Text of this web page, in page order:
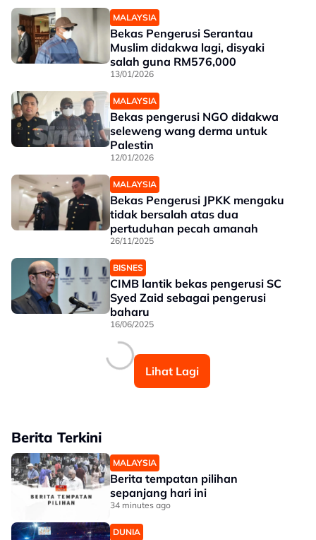
MALAYSIA
Bekas Pengerusi Serantau
Muslim didakwa lagi, disyaki
salah guna RM576,000
13/01/2026
MALAYSIA
Bekas pengerusi NGO didakwa
seleweng wang derma untuk
Palestin
12/01/2026
MALAYSIA
Bekas Pengerusi JPKK mengaku
tidak bersalah atas dua
pertuduhan pecah amanah
26/11/2025
BISNES
CIMB lantik bekas pengerusi SC
Syed Zaid sebagai pengerusi
baharu
16/06/2025
Lihat Lagi
Berita Terkini
MALAYSIA
Berita tempatan pilihan
sepanjang hari ini
34 minutes ago
DUNIA